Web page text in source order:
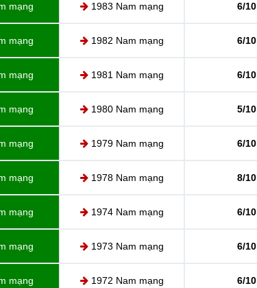
mạng 1983 Nam mạng 6/10
mạng 1982 Nam mạng 6/10
mạng 1981 Nam mạng 6/10
mạng 1980 Nam mạng 5/10
mạng 1979 Nam mạng 6/10
mạng 1978 Nam mạng 8/10
mạng 1974 Nam mạng 6/10
mạng 1973 Nam mạng 6/10
mạng 1972 Nam mạng 6/10